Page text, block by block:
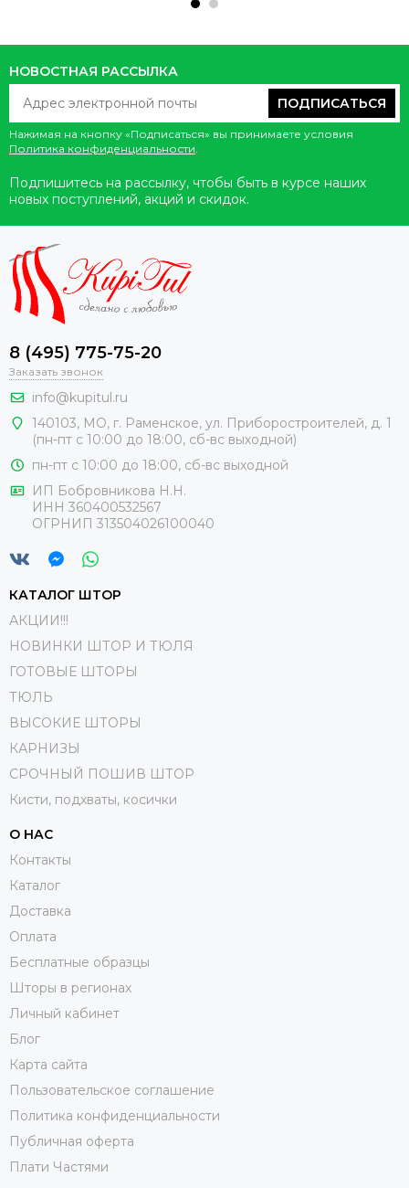
НОВОСТНАЯ РАССЫЛКА
ПОДПИСАТЬСЯ
Нажимая на кнопку «Подписаться» вы принимаете условия
Политика конфиденциальности.
Подпишитесь на рассылку, чтобы быть в курсе наших
новых поступлений, акций и скидок.
8 (495) 775-75-20
Заказать звонок
info@kupitul.ru
140103, МО, г. Раменское, ул. Приборостроителей, д. 1
(пн-пт с 10:00 до 18:00, сб-вс выходной)
пн-пт с 10:00 до 18:00, сб-вс выходной
ИП Бобровникова Н.Н.
ИНН 360400532567
ОГРНИП 313504026100040
КАТАЛОГ ШТОР
АКЦИИ!!!
НОВИНКИ ШТОР И ТЮЛЯ
ГОТОВЫЕ ШТОРЫ
ТЮЛЬ
ВЫСОКИЕ ШТОРЫ
КАРНИЗЫ
СРОЧНЫЙ ПОШИВ ШТОР
Кисти, подхваты, косички
О НАС
Контакты
Каталог
Доставка
Оплата
Бесплатные образцы
Шторы в регионах
Личный кабинет
Блог
Карта сайта
Пользовательское соглашение
Политика конфиденциальности
Публичная оферта
Плати Частями